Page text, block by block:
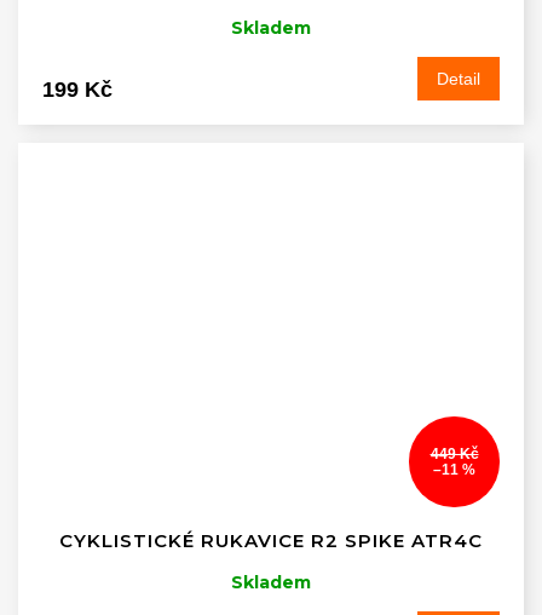
Skladem
199 Kč Detail
449 Kč
–11 %
CYKLISTICKÉ RUKAVICE R2 SPIKE ATR4C
Skladem